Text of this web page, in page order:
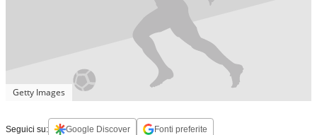
Getty Images
Seguici su: Google Discover Fonti preferite